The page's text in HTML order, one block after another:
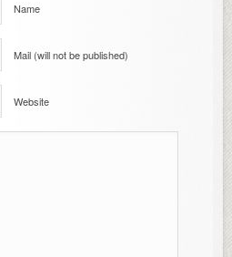
Name
Mail (will not be published)
Website